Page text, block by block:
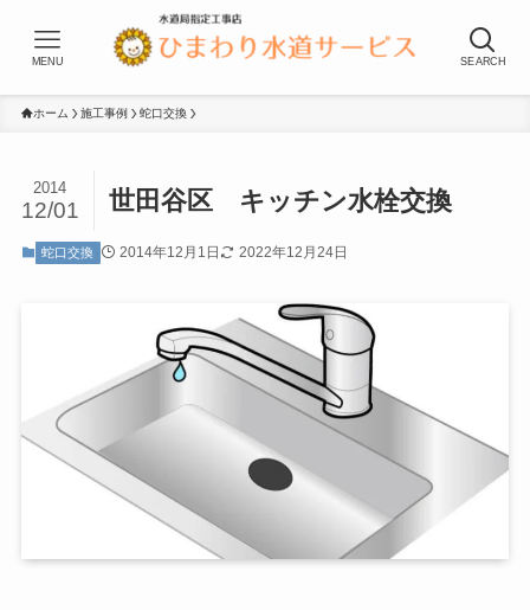
SEARCH
MENU
ホーム 施工事例 蛇口交換
世田谷区 キッチン水栓交換
2014
12/01
蛇口交換 2014年12月1日 2022年12月24日